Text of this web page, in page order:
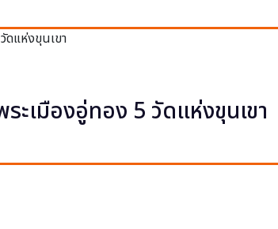
ะเมืองอู่ทอง 5 วัดแห่งขุนเขา